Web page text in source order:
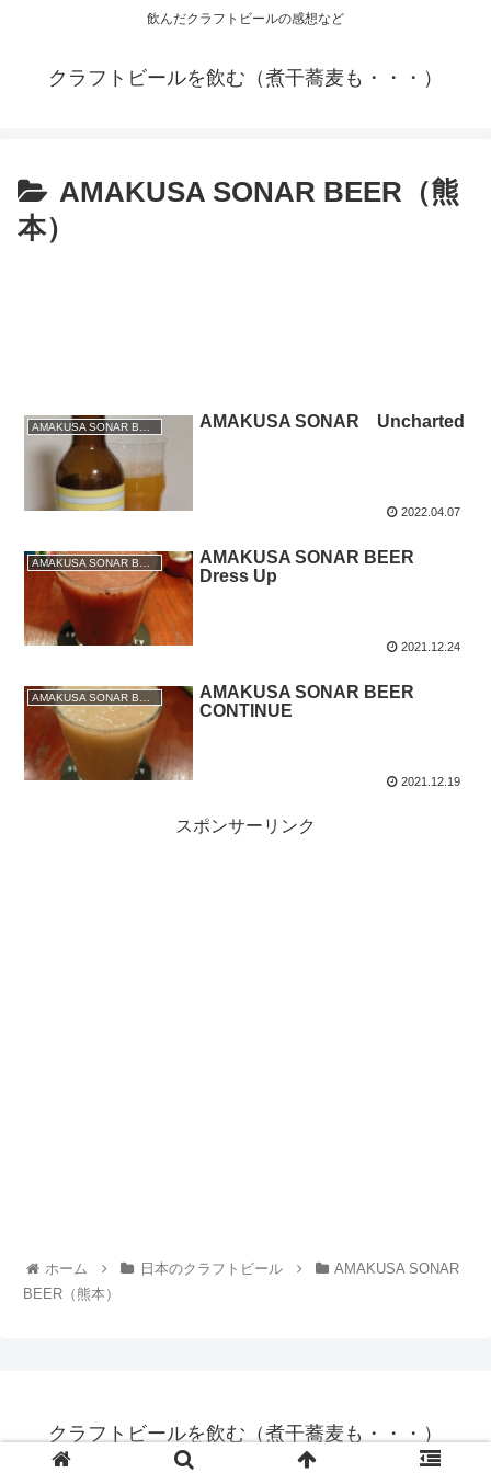
飲んだクラフトビールの感想など
クラフトビールを飲む（煮干蕎麦も・・・）
AMAKUSA SONAR BEER（熊
本）
AMAKUSA SONAR BEER（熊本） AMAKUSA SONAR Uncharted
2022.04.07
AMAKUSA SONAR BEER
Dress Up
2021.12.24
AMAKUSA SONAR BEER
CONTINUE
2021.12.19
スポンサーリンク
ホーム 日本のクラフトビール
AMAKUSA SONAR
BEER（熊本）
クラフトビールを飲む（煮干蕎麦も・・・）
© 2017 クラフトビールを飲む（煮干蕎麦も・・・）.